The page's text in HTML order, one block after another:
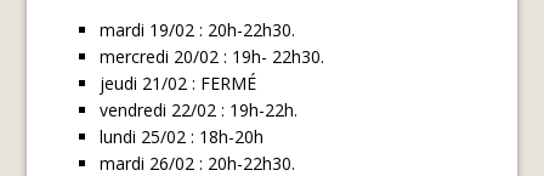
mardi 19/02 : 20h-22h30.
mercredi 20/02 : 19h- 22h30.
jeudi 21/02 : FERMÉ
vendredi 22/02 : 19h-22h.
lundi 25/02 : 18h-20h
mardi 26/02 : 20h-22h30.